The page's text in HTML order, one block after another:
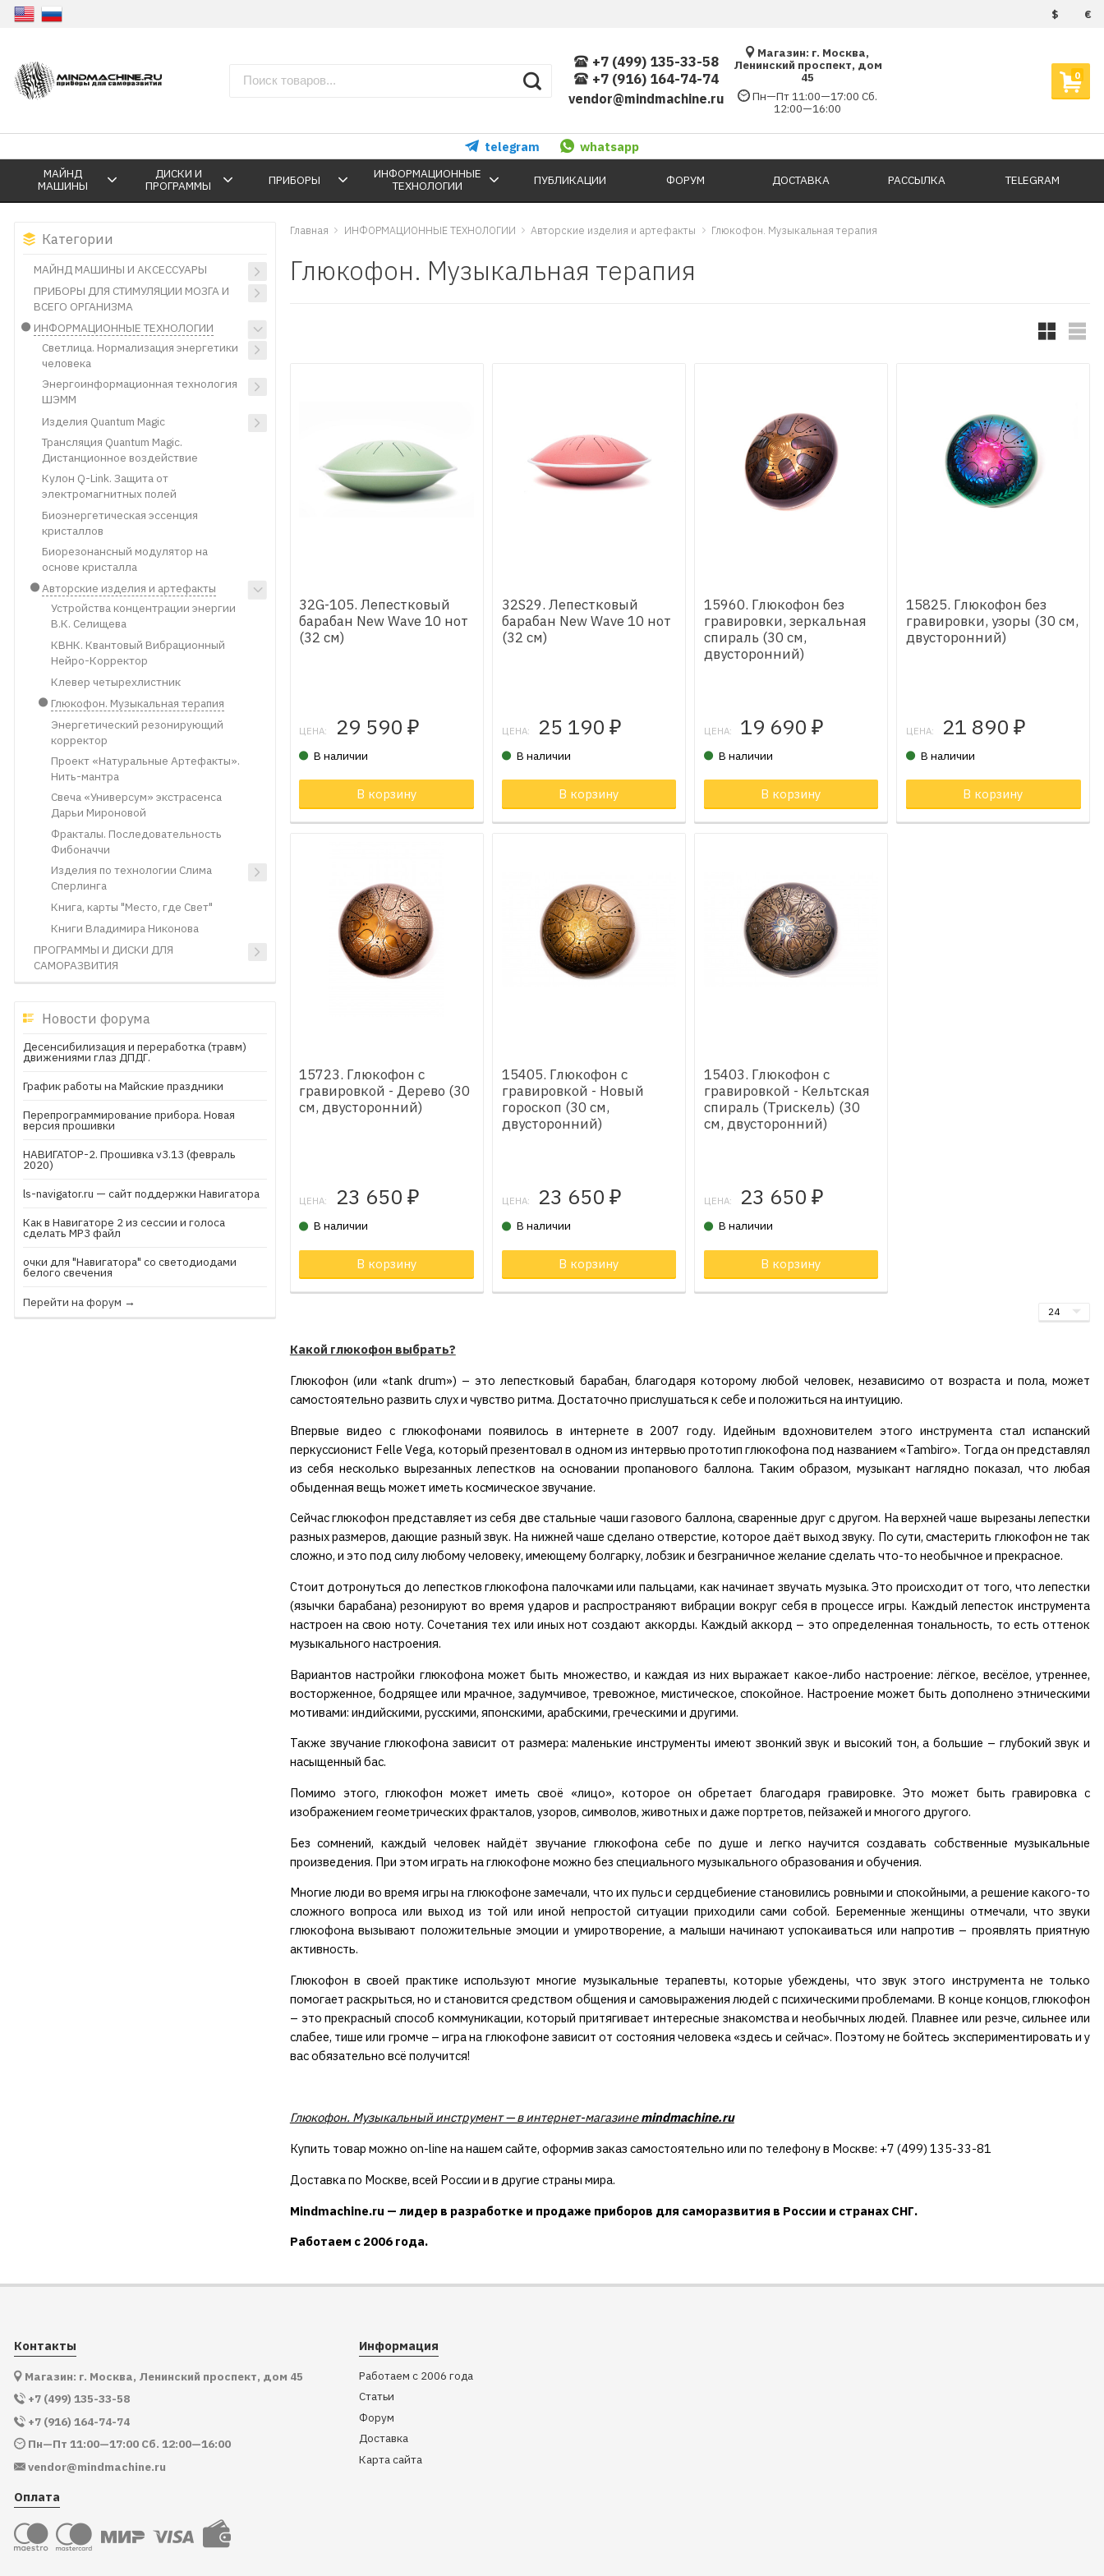
$ €
+7 (499) 135-33-58
+7 (916) 164-74-74
vendor@mindmachine.ru
Магазин: г. Москва,
Ленинский проспект, дом
45
Пн—Пт 11:00—17:00 Сб.
12:00—16:00
0
telegram whatsapp
МАЙНД
МАШИНЫ
ДИСКИ И
ПРОГРАММЫ
ПРИБОРЫ
ИНФОРМАЦИОННЫЕ
ТЕХНОЛОГИИ
ПУБЛИКАЦИИ ФОРУМ ДОСТАВКА РАССЫЛКА TELEGRAM
Категории
МАЙНД МАШИНЫ И АКСЕССУАРЫ
ПРИБОРЫ ДЛЯ СТИМУЛЯЦИИ МОЗГА И
ВСЕГО ОРГАНИЗМА
ИНФОРМАЦИОННЫЕ ТЕХНОЛОГИИ
Светлица. Нормализация энергетики
человека
Энергоинформационная технология
ШЭММ
Изделия Quantum Magic
Трансляция Quantum Magic.
Дистанционное воздействие
Кулон Q-Link. Защита от
электромагнитных полей
Биоэнергетическая эссенция
кристаллов
Биорезонансный модулятор на
основе кристалла
Авторские изделия и артефакты
Устройства концентрации энергии
В.К. Селищева
КВНК. Квантовый Вибрационный
Нейро-Корректор
Клевер четырехлистник
Глюкофон. Музыкальная терапия
Энергетический резонирующий
корректор
Проект «Натуральные Артефакты».
Нить-мантра
Свеча «Универсум» экстрасенса
Дарьи Мироновой
Фракталы. Последовательность
Фибоначчи
Изделия по технологии Слима
Сперлинга
Книга, карты "Место, где Свет"
Книги Владимира Никонова
ПРОГРАММЫ И ДИСКИ ДЛЯ
САМОРАЗВИТИЯ
Новости форума
Десенсибилизация и переработка (травм)
движениями глаз ДПДГ.
График работы на Майские праздники
Перепрограммирование прибора. Новая
версия прошивки
НАВИГАТОР-2. Прошивка v3.13 (февраль
2020)
ls-navigator.ru — сайт поддержки Навигатора
Как в Навигаторе 2 из сессии и голоса
сделать МР3 файл
очки для "Навигатора" со светодиодами
белого свечения
Перейти на форум →
Главная ИНФОРМАЦИОННЫЕ ТЕХНОЛОГИИ Авторские изделия и артефакты Глюкофон. Музыкальная терапия
Глюкофон. Музыкальная терапия
32G-105. Лепестковый
барабан New Wave 10 нот
(32 см)
ЦЕНА: 29 590 ₽
В наличии
В корзину Товар в корзине
32S29. Лепестковый
барабан New Wave 10 нот
(32 см)
ЦЕНА: 25 190₽
В наличии
В корзину Товар в корзине
15960. Глюкофон без
гравировки, зеркальная
спираль (30 см,
двусторонний)
ЦЕНА: 19 690₽
В наличии
В корзину Товар в корзине
15825. Глюкофон без
гравировки, узоры (30 см,
двусторонний)
ЦЕНА: 21 890₽
В наличии
В корзину
15723. Глюкофон с
гравировкой - Дерево (30
см, двусторонний)
ЦЕНА: 23 650 ₽
В наличии
В корзину Товар в корзине
15405. Глюкофон с
гравировкой - Новый
гороскоп (30 см,
двусторонний)
ЦЕНА: 23 650₽
В наличии
В корзину Товар в корзине
15403. Глюкофон с
гравировкой - Кельтская
спираль (Трискель) (30
см, двусторонний)
ЦЕНА: 23 650₽
В наличии
В корзину
Какой глюкофон выбрать?
Глюкофон (или «tank drum») – это лепестковый барабан, благодаря которому любой человек, независимо от возраста и пола, может
самостоятельно развить слух и чувство ритма. Достаточно прислушаться к себе и положиться на интуицию.
Впервые видео с глюкофонами появилось в интернете в 2007 году. Идейным вдохновителем этого инструмента стал испанский
перкуссионист Felle Vega, который презентовал в одном из интервью прототип глюкофона под названием «Tambiro». Тогда он представлял
из себя несколько вырезанных лепестков на основании пропанового баллона. Таким образом, музыкант наглядно показал, что любая
обыденная вещь может иметь космическое звучание.
Сейчас глюкофон представляет из себя две стальные чаши газового баллона, сваренные друг с другом. На верхней чаше вырезаны лепестки
разных размеров, дающие разный звук. На нижней чаше сделано отверстие, которое даёт выход звуку. По сути, смастерить глюкофон не так
сложно, и это под силу любому человеку, имеющему болгарку, лобзик и безграничное желание сделать что-то необычное и прекрасное.
Стоит дотронуться до лепестков глюкофона палочками или пальцами, как начинает звучать музыка. Это происходит от того, что лепестки
(язычки барабана) резонируют во время ударов и распространяют вибрации вокруг себя в процессе игры. Каждый лепесток инструмента
настроен на свою ноту. Сочетания тех или иных нот создают аккорды. Каждый аккорд – это определенная тональность, то есть оттенок
музыкального настроения.
Вариантов настройки глюкофона может быть множество, и каждая из них выражает какое-либо настроение: лёгкое, весёлое, утреннее,
восторженное, бодрящее или мрачное, задумчивое, тревожное, мистическое, спокойное. Настроение может быть дополнено этническими
мотивами: индийскими, русскими, японскими, арабскими, греческими и другими.
Также звучание глюкофона зависит от размера: маленькие инструменты имеют звонкий звук и высокий тон, а большие – глубокий звук и
насыщенный бас.
Помимо этого, глюкофон может иметь своё «лицо», которое он обретает благодаря гравировке. Это может быть гравировка с
изображением геометрических фракталов, узоров, символов, животных и даже портретов, пейзажей и многого другого.
Без сомнений, каждый человек найдёт звучание глюкофона себе по душе и легко научится создавать собственные музыкальные
произведения. При этом играть на глюкофоне можно без специального музыкального образования и обучения.
Многие люди во время игры на глюкофоне замечали, что их пульс и сердцебиение становились ровными и спокойными, а решение какого-то
сложного вопроса или выход из той или иной непростой ситуации приходили сами собой. Беременные женщины отмечали, что звуки
глюкофона вызывают положительные эмоции и умиротворение, а малыши начинают успокаиваться или напротив – проявлять приятную
активность.
Глюкофон в своей практике используют многие музыкальные терапевты, которые убеждены, что звук этого инструмента не только
помогает раскрыться, но и становится средством общения и самовыражения людей с психическими проблемами. В конце концов, глюкофон
– это прекрасный способ коммуникации, который притягивает интересные знакомства и необычных людей. Плавнее или резче, сильнее или
слабее, тише или громче – игра на глюкофоне зависит от состояния человека «здесь и сейчас». Поэтому не бойтесь экспериментировать и у
вас обязательно всё получится!
Глюкофон. Музыкальный инструмент — в интернет-магазинеmindmachine.ru
Купить товар можно on-line на нашем сайте, оформив заказ самостоятельно или по телефону в Москве: +7 (499) 135-33-81
Доставка по Москве, всей России и в другие страны мира.
Mindmachine.ru — лидер в разработке и продаже приборов для саморазвития в России и странах СНГ.
Работаем с 2006 года.
Контакты
Магазин: г. Москва, Ленинский проспект, дом 45
+7 (499) 135-33-58
+7 (916) 164-74-74
Пн—Пт 11:00—17:00 Сб. 12:00—16:00
vendor@mindmachine.ru
Оплата
Информация
Работаем с 2006 года
Статьи
Форум
Доставка
Карта сайта